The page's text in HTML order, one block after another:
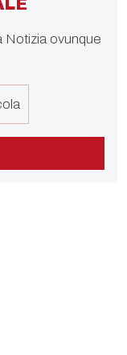
Notizia ovunque